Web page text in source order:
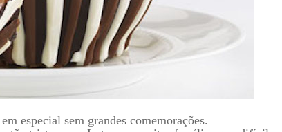
especial sem grandes comemorações.